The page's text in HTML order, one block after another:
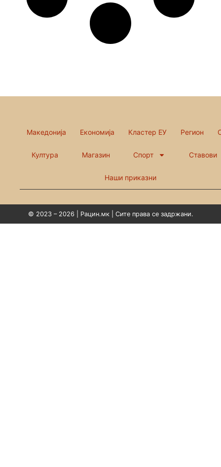
Македонија Економија Кластер ЕУ Регион
Култура Магазин Спорт Ставови
Наши приказни
© 2023 – 2026 | Рацин.мк | Сите права се задржани.